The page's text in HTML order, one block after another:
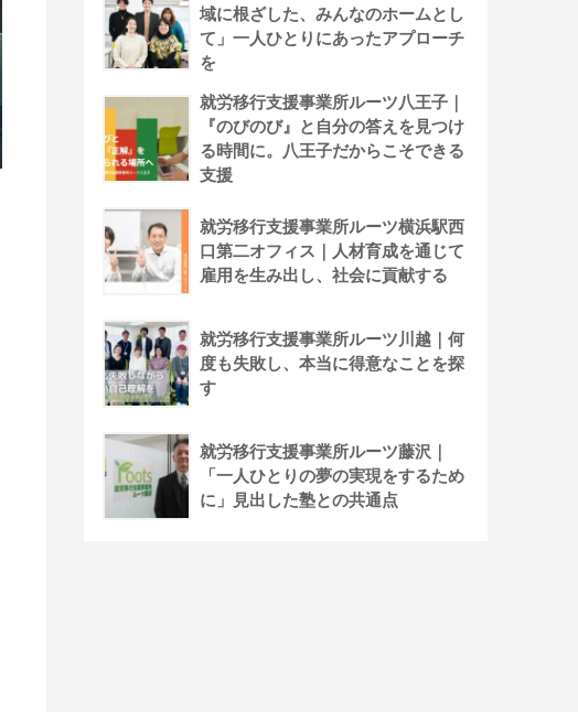
域に根ざした、みんなのホームとし
て」一人ひとりにあったアプローチ
を
就労移行支援事業所ルーツ八王子｜
『のびのび』と自分の答えを見つけ
る時間に。八王子だからこそできる
支援
就労移行支援事業所ルーツ横浜駅西
口第二オフィス｜人材育成を通じて
雇用を生み出し、社会に貢献する
就労移行支援事業所ルーツ川越｜何
度も失敗し、本当に得意なことを探
す
就労移行支援事業所ルーツ藤沢｜
「一人ひとりの夢の実現をするため
に」見出した塾との共通点